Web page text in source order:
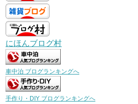
にほんブログ村
車中泊 ブログランキングへ
手作り・DIY ブログランキングへ